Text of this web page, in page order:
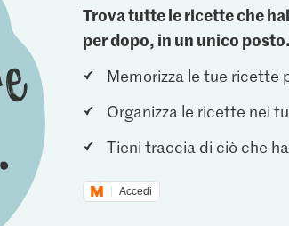
Trova tutte le ricette che
per dopo, in un unico posto.
Memorizza le tue ricette
Organizza le ricette nei
Tieni traccia di ciò che
Accedi